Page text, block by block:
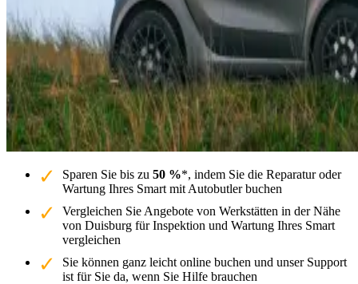
Sparen Sie bis zu 50 %*, indem Sie die Reparatur oder
Wartung Ihres Smart mit Autobutler buchen
Vergleichen Sie Angebote von Werkstätten in der Nähe
von Duisburg für Inspektion und Wartung Ihres Smart
vergleichen
Sie können ganz leicht online buchen und unser Support
ist für Sie da, wenn Sie Hilfe brauchen